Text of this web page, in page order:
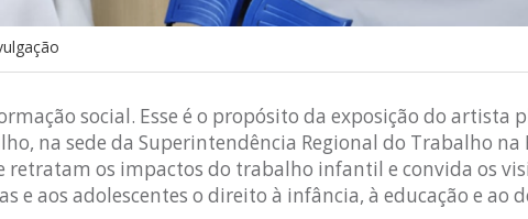
social. Esse é o propósito da exposição do artista
na sede da Superintendência Regional do Trabalho na
retratam os impactos do trabalho infantil e convida os
e aos adolescentes o direito à infância, à educação e ao